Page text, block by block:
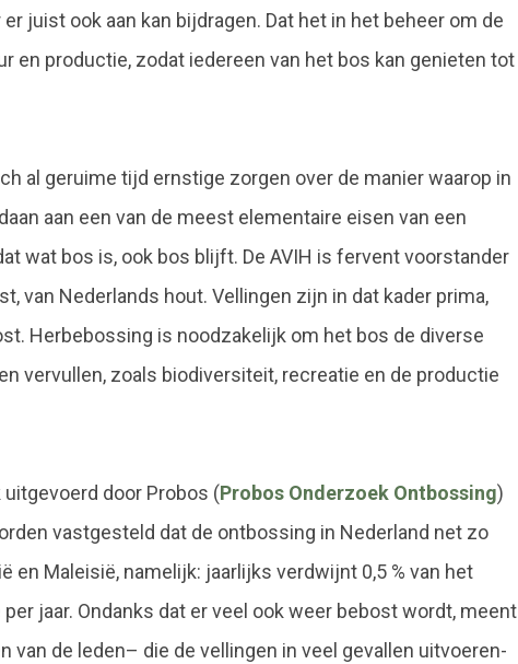
juist ook aan kan bijdragen. Dat het in het beheer om de
en productie, zodat iedereen van het bos kan genieten tot
al geruime tijd ernstige zorgen over de manier waarop in
aan een van de meest elementaire eisen van een
wat bos is, ook bos blijft. De AVIH is fervent voorstander
van Nederlands hout. Vellingen zijn in dat kader prima,
Herbebossing is noodzakelijk om het bos de diverse
vervullen, zoals biodiversiteit, recreatie en de productie
door Probos (Probos Onderzoek Ontbossing)
vastgesteld dat de ontbossing in Nederland net zo
en Maleisië, namelijk: jaarlijks verdwijnt 0,5 % van het
jaar. Ondanks dat er veel ook weer bebost wordt, meent
van de leden– die de vellingen in veel gevallen uitvoeren-